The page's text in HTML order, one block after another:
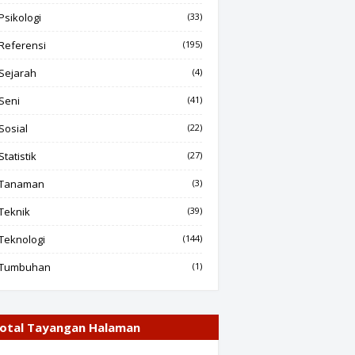
(33)
(195)
(4)
(41)
(22)
(27)
(3)
(39)
(144)
(1)
Tayangan Halaman